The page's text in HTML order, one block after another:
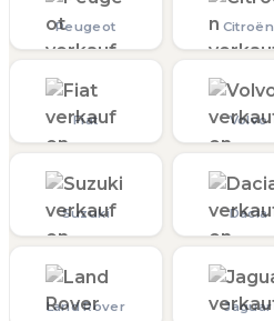
Peugeot Citroën
Fiat Volvo
Suzuki Dacia
Land Rover Jaguar